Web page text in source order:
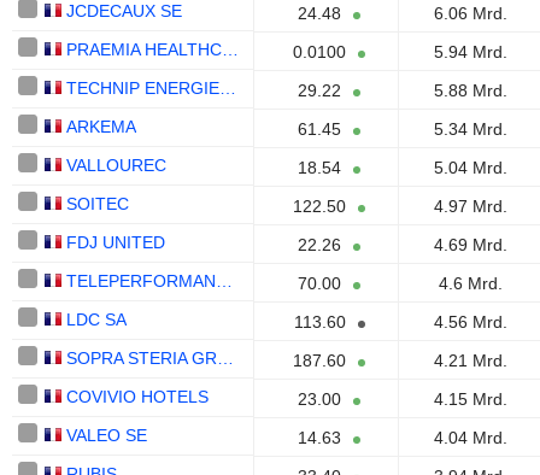
JCDECAUX SE
24.48
6.06 Mrd.
0.0100
5.94 Mrd.
29.22
5.88 Mrd.
ARKEMA
61.45
5.34 Mrd.
VALLOUREC
18.54
5.04 Mrd.
SOITEC
122.50
4.97 Mrd.
FDJ UNITED
22.26
4.69 Mrd.
70.00
4.6 Mrd.
LDC SA
113.60
4.56 Mrd.
187.60
4.21 Mrd.
COVIVIO HOTELS
23.00
4.15 Mrd.
VALEO SE
14.63
4.04 Mrd.